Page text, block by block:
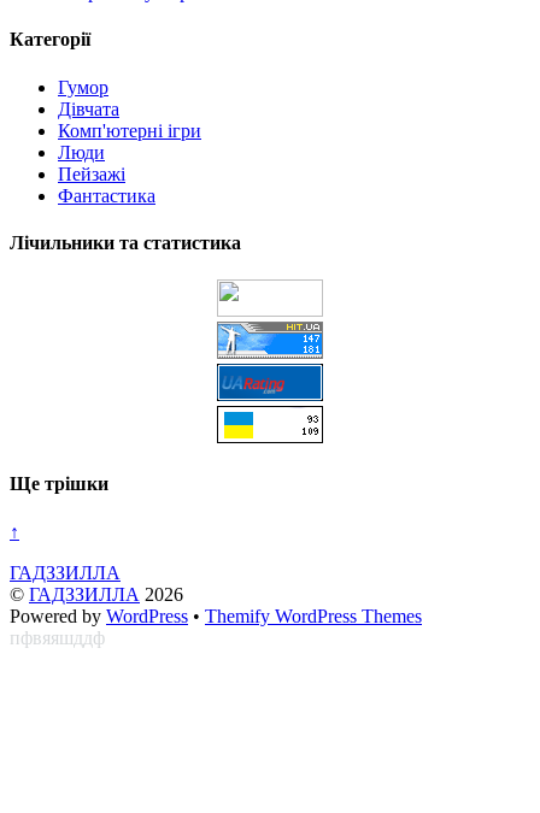
Категорії
Гумор
Дівчата
Комп'ютерні ігри
Люди
Пейзажі
Фантастика
Лічильники та статистика
Ще трішки
↑
ГАДЗЗИЛЛА
© ГАДЗЗИЛЛА 2026
Powered by WordPress • Themify WordPress Themes
пфвяяшддф